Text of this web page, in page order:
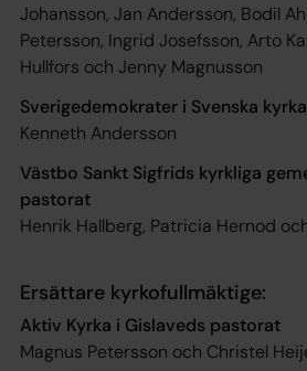
Johansson, Jan Andersson, Bodil
Petersson, Ingrid Josefsson, Arto
Hullfors och Jenny Magnusson
Sverigedemokrater i Svenska
Kenneth Andersson
Västbo Sankt Sigfrids kyrkliga
pastorat
Henrik Hallberg, Patricia Hernod
Ersättare kyrkofullmäktige:
Aktiv Kyrka i Gislaveds pastorat
Magnus Petersson och Christel